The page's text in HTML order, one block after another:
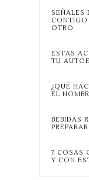
SEÑALES
OTRO
ESTAS
TU
¿QUÉ
EL
BEBIDAS
7 COSAS
Y CON